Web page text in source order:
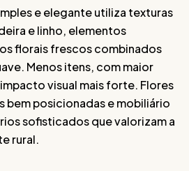
e elegante utiliza texturas
e linho, elementos
florais frescos combinados
Menos itens, com maior
visual mais forte. Flores
bem posicionadas e mobiliário
sofisticados que valorizam a
rural.